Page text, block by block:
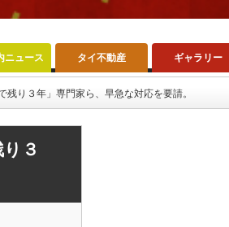
ニュース タイ不動産 ギャラリー
り３年」専門家ら、早急な対応を要請。
３